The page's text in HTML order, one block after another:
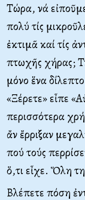
Τώρα, νά
πολύ τίς
ἐκτιμᾶ καί τίς
πτωχῆς χήρας;
μόνο ἕνα
«Ξέρετε» εἶπε
περισσότερα
ἄν ἔρριξαν
πού τούς
ὅ,τι εἶχε. Ὅλη
Βλέπετε πόση